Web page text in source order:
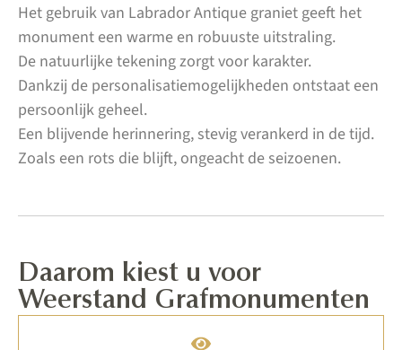
Het gebruik van Labrador Antique graniet geeft het
monument een warme en robuuste uitstraling.
De natuurlijke tekening zorgt voor karakter.
Dankzij de personalisatiemogelijkheden ontstaat een
persoonlijk geheel.
Een blijvende herinnering, stevig verankerd in de tijd.
Zoals een rots die blijft, ongeacht de seizoenen.
Daarom kiest u voor
Weerstand Grafmonumenten